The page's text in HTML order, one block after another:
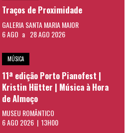
Traços de Proximidade
GALERIA SANTA MARIA MAIOR
6 AGO a 28 AGO 2026
MÚSICA
11ª edição Porto Pianofest |
Kristin Hütter | Música à Hora
de Almoço
MUSEU ROMÂNTICO
6 AGO 2026 | 13H00